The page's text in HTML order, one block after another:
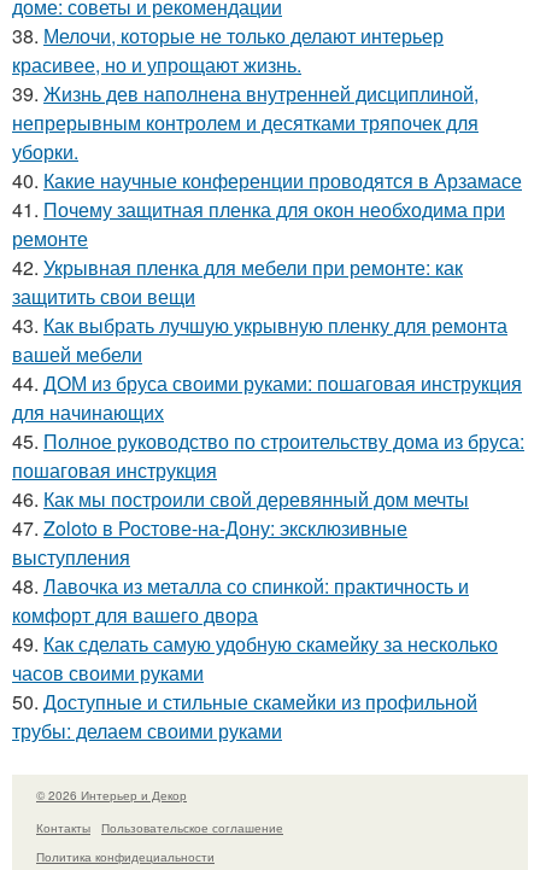
доме: советы и рекомендации
38. Мелочи, которые не только делают интерьер
красивее, но и упрощают жизнь.
39. Жизнь дев наполнена внутренней дисциплиной,
непрерывным контролем и десятками тряпочек для
уборки.
40. Какие научные конференции проводятся в Арзамасе
41. Почему защитная пленка для окон необходима при
ремонте
42. Укрывная пленка для мебели при ремонте: как
защитить свои вещи
43. Как выбрать лучшую укрывную пленку для ремонта
вашей мебели
44. ДОМ из бруса своими руками: пошаговая инструкция
для начинающих
45. Полное руководство по строительству дома из бруса:
пошаговая инструкция
46. Как мы построили свой деревянный дом мечты
47. Zoloto в Ростове-на-Дону: эксклюзивные
выступления
48. Лавочка из металла со спинкой: практичность и
комфорт для вашего двора
49. Как сделать самую удобную скамейку за несколько
часов своими руками
50. Доступные и стильные скамейки из профильной
трубы: делаем своими руками
© 2026 Интерьер и Декор
Контакты
Пользовательское соглашение
Политика конфидециальности